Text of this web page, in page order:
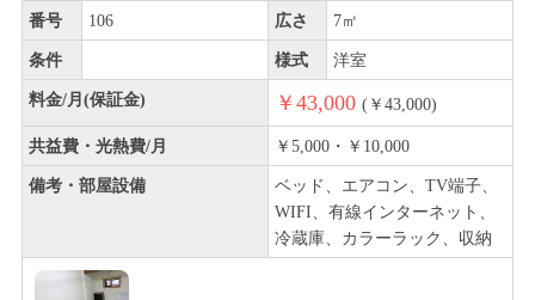
番号 106 広さ 7㎡
条件 様式 洋室
料金/月(保証金) ￥43,000 (￥43,000)
共益費・光熱費/月 ￥5,000・￥10,000
備考・部屋設備
ベッド、エアコン、TV端子、
WIFI、有線インターネット、
冷蔵庫、カラーラック、収納